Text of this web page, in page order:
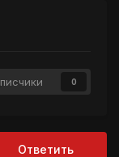
0
Ответить